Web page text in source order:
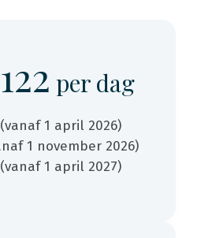
per dag
(vanaf 1 april 2026)
1 november 2026)
(vanaf 1 april 2027)